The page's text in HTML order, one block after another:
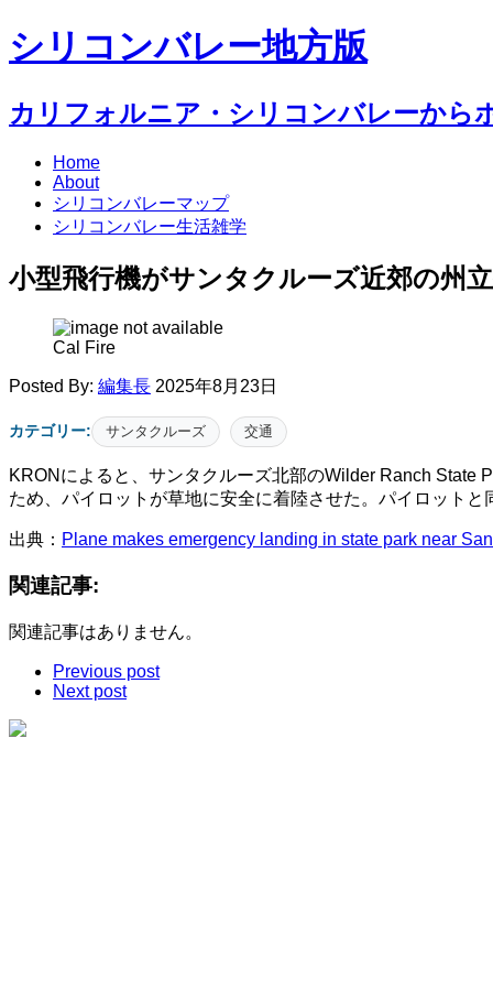
シリコンバレー地方版
カリフォルニア・シリコンバレーから
Home
About
シリコンバレーマップ
シリコンバレー生活雑学
小型飛行機がサンタクルーズ近郊の州
Cal Fire
Posted By: 編集長 2025年8月23日
カテゴリー: サンタクルーズ 交通
KRONによると、サンタクルーズ北部のWilder Ranch State
ため、パイロットが草地に安全に着陸させた。パイロット
出典： Plane makes emergency landing in state park near
関連記事:
関連記事はありません。
Previous post
Next post